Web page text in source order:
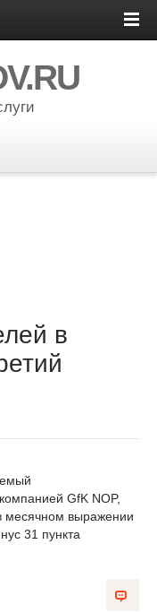
в
GfK NOP,
месячном выражении
31 пункта